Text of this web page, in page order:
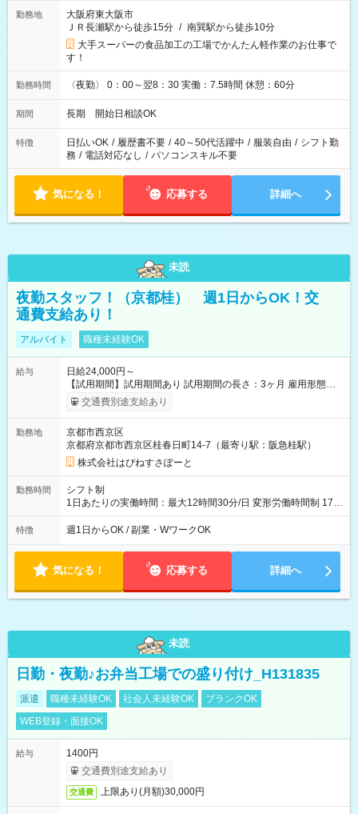
勤務地
大阪府東大阪市
ＪＲ長瀬駅から徒歩15分 / 南巽駅から徒歩10分
大手スーパーの食品加工の工場でかんたん軽作業のお仕事で
す！
勤務時間 〈夜勤〉 0：00～翌8：30 実働：7.5時間 休憩：60分
期間 長期 開始日相談OK
特徴 日払いOK / 履歴書不要 / 40～50代活躍中 / 服装自由 / シフト勤
務 / 電話対応なし / パソコンスキル不要
気になる！ 応募する 詳細へ
未読
夜勤スタッフ！（京都桂） 週1日からOK！交
通費支給あり！
アルバイト 職種未経験OK
給与
日給24,000円～
【試用期間】試用期間あり 試用期間の長さ：3ヶ月 雇用形態、
給与は本採用時と同じです。
交通費別途支給あり
勤務地
京都市西京区
京都府京都市西京区桂春日町14-7（最寄り駅：阪急桂駅）
株式会社はぴねすさぽーと
勤務時間
シフト制
1日あたりの実働時間：最大12時間30分/日 変形労働時間制 17：
00～翌9：00（休憩時間3.5時間) 一日の実働時間：12.5時間 想
定労働時間：37.5時間/週 ＊曜日相談：可 ＊労働日数相談：可
特徴 週1日からOK / 副業・WワークOK
気になる！ 応募する 詳細へ
未読
日勤・夜勤♪お弁当工場での盛り付け_H131835
派遣 職種未経験OK 社会人未経験OK
ブランクOK
WEB登録・面接OK
給与
1400円
交通費別途支給あり
交通費 上限あり(月額)30,000円